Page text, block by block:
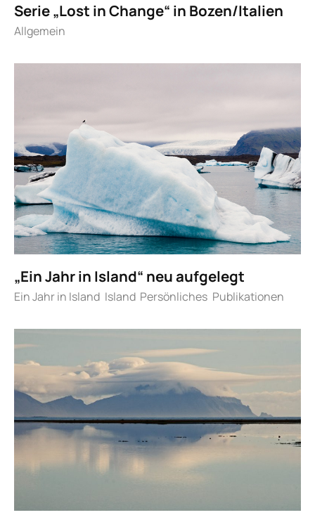
Serie „Lost in Change“ in Bozen/Italien
Allgemein
„Ein Jahr in Island“ neu aufgelegt
Ein Jahr in Island Island Persönliches Publikationen